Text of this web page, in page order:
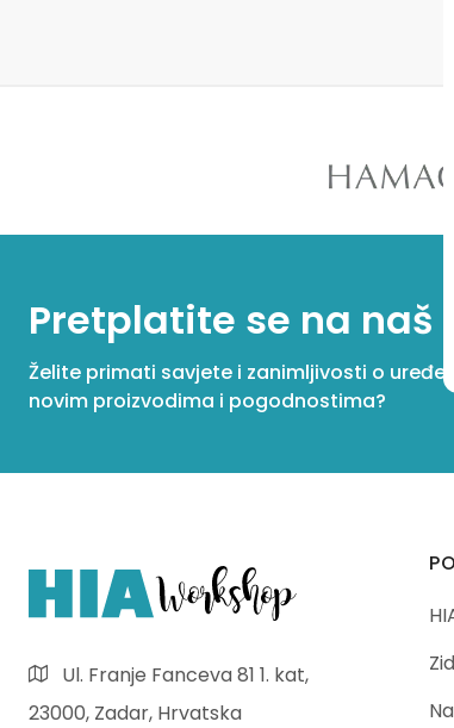
Pretplatite se na naš
Želite primati savjete i zanimljivosti o
novim proizvodima i pogodnostima?
Ul. Franje Fanceva 81 1. kat,
23000, Zadar, Hrvatska